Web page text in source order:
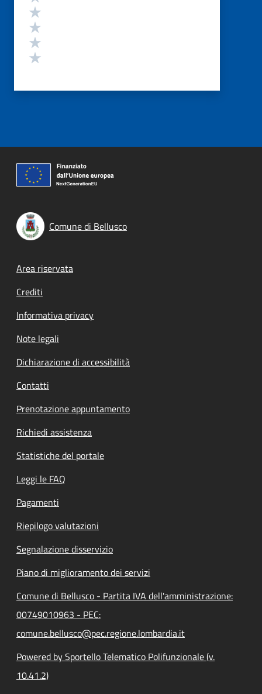
Comune di Bellusco
Footer menu
Area riservata
Crediti
Informativa privacy
Note legali
Dichiarazione di accessibilità
Contatti
Prenotazione appuntamento
Richiedi assistenza
Statistiche del portale
Leggi le FAQ
Pagamenti
Riepilogo valutazioni
Segnalazione disservizio
Piano di miglioramento dei servizi
Comune di Bellusco - Partita IVA dell'amministrazione:
00749010963 - PEC:
comune.bellusco@pec.regione.lombardia.it
Powered by Sportello Telematico Polifunzionale (v.
10.41.2)